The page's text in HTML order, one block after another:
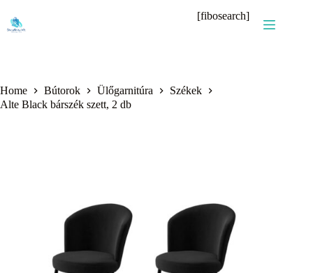
content
[fibosearch]
Home Bútorok Ülőgarnitúra
Székek
Alte Black bárszék szett, 2 db